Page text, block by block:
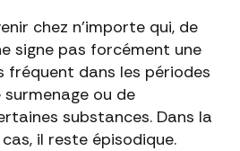
chez n'importe qui, de
signe pas forcément une
fréquent dans les périodes
ou de
substances. Dans la
il reste épisodique.